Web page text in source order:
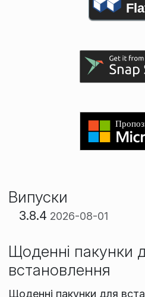
Випуски
3.8.4 2026-08-01
Щоденні пакунки
встановлення
Щоденні пакунки для